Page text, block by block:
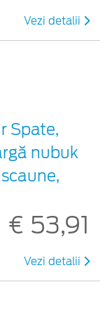
Vezi detalii
Spate,
nubuk
€ 53,91
Vezi detalii